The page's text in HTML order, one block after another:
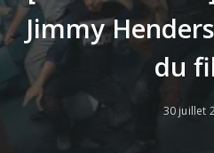
Jimmy
du
30 juillet